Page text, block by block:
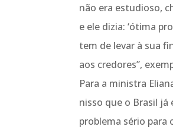
não era estudioso,
e ele dizia: ‘ótima
tem de levar à sua
aos credores”,
Para a ministra
nisso que o Brasil
problema sério